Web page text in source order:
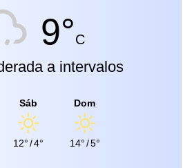
9°C
a intervalos
Sáb
12°/4°
Dom
14°/5°